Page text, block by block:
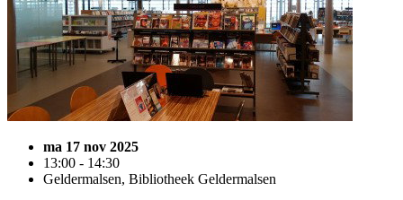
ma 17 nov 2025
13:00 - 14:30
Geldermalsen, Bibliotheek Geldermalsen